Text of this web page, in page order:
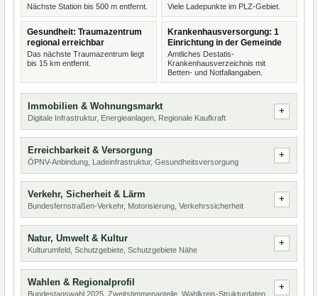
Nächste Station bis 500 m entfernt. Viele Ladepunkte im PLZ-Gebiet.
Gesundheit: Traumazentrum
regional erreichbar
Das nächste Traumazentrum liegt
bis 15 km entfernt.
Krankenhausversorgung: 1
Einrichtung in der Gemeinde
Amtliches Destatis-
Krankenhausverzeichnis mit
Betten- und Notfallangaben.
Immobilien & Wohnungsmarkt
Digitale Infrastruktur, Energieanlagen, Regionale Kaufkraft
Erreichbarkeit & Versorgung
ÖPNV-Anbindung, Ladeinfrastruktur, Gesundheitsversorgung
Verkehr, Sicherheit & Lärm
Bundesfernstraßen-Verkehr, Motorisierung, Verkehrssicherheit
Natur, Umwelt & Kultur
Kulturumfeld, Schutzgebiete, Schutzgebiete Nähe
Wahlen & Regionalprofil
Bundestagswahl 2025, Zweitstimmenanteile, Wahlkreis-Strukturdaten